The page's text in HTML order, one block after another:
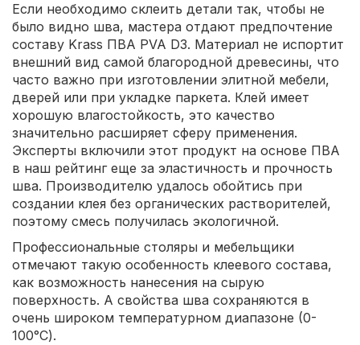
Если необходимо склеить детали так, чтобы не
было видно шва, мастера отдают предпочтение
составу Krass ПВА PVA D3. Материал не испортит
внешний вид самой благородной древесины, что
часто важно при изготовлении элитной мебели,
дверей или при укладке паркета. Клей имеет
хорошую влагостойкость, это качество
значительно расширяет сферу применения.
Эксперты включили этот продукт на основе ПВА
в наш рейтинг еще за эластичность и прочность
шва. Производителю удалось обойтись при
создании клея без органических растворителей,
поэтому смесь получилась экологичной.
Профессиональные столяры и мебельщики
отмечают такую особенность клеевого состава,
как возможность нанесения на сырую
поверхность. А свойства шва сохраняются в
очень широком температурном диапазоне (0-
100°С).